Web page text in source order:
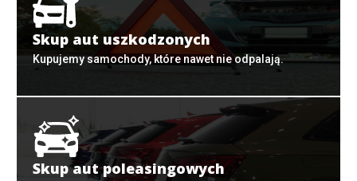
Skup aut uszkodzonych
Kupujemy samochody, które nawet nie odpalają.
Skup aut poleasingowych